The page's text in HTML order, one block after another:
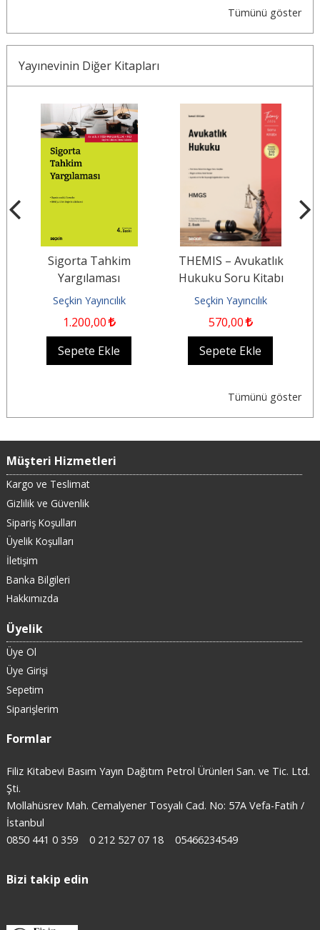
Tümünü göster
Yayınevinin Diğer Kitapları
Sigorta Tahkim
Yargılaması
Seçkin Yayıncılık
1.200,00
Sepete Ekle
THEMIS – Avukatlık
Hukuku Soru Kitabı
Seçkin Yayıncılık
570,00
Sepete Ekle
Tümünü göster
Müşteri Hizmetleri
Kargo ve Teslimat
Gizlilik ve Güvenlik
Sipariş Koşulları
Üyelik Koşulları
İletişim
Banka Bilgileri
Hakkımızda
Üyelik
Üye Ol
Üye Girişi
Sepetim
Siparişlerim
Formlar
Filiz Kitabevi Basım Yayın Dağıtım Petrol Ürünleri San. ve Tic. Ltd.
Şti.
Mollahüsrev Mah. Cemalyener Tosyalı Cad. No: 57A Vefa-Fatih /
İstanbul
0850 441 0 359
0 212 527 07 18 05466234549
Bizi takip edin